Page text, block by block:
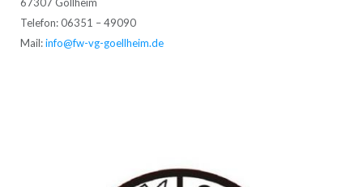
Telefon: 06351 – 49090
Mail:info@fw-vg-goellheim.de